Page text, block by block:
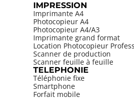
IMPRESSION
Imprimante A4
Photocopieur A4
Photocopieur A4/A3
Imprimante grand format
Location Photocopieur
Scanner de production
Scanner feuille à feuille
TELEPHONIE
Téléphonie fixe
Smartphone
Forfait mobile